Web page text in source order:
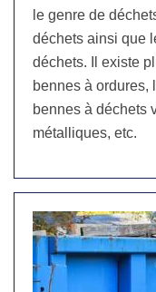
le genre de
déchets ainsi que
déchets. Il existe
bennes à ordures,
bennes à déchets
métalliques, etc.